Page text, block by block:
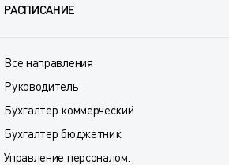
РАСПИСАНИЕ
Все направления
Руководитель
Бухгалтер коммерческий
Бухгалтер бюджетник
Управление персоналом.